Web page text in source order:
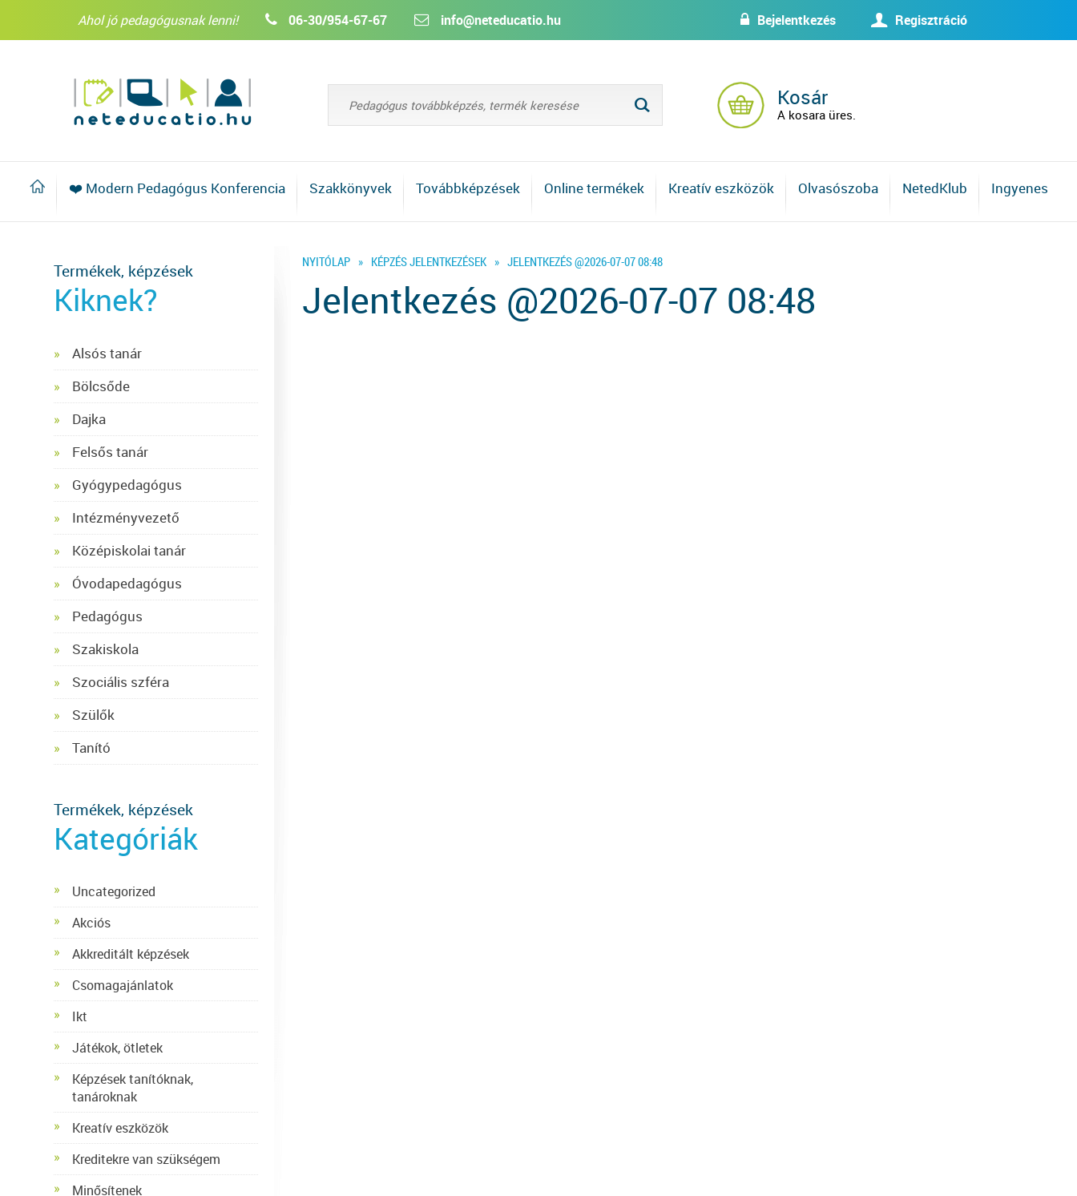
w Bejelentkezés U Regisztráció
Ahol jó pedagógusnak lenni! 06-30/954-67-67 info@neteducatio.hu
L Kosár
A kosara üres.
❤️ Modern Pedagógus Konferencia Szakkönyvek Továbbképzések Online termékek Kreatív eszközök Olvasószoba NetedKlub Ingyenes
NYITÓLAP » KÉPZÉS JELENTKEZÉSEK » JELENTKEZÉS @2026-07-07 08:48
Jelentkezés @2026-07-07 08:48
Termékek, képzések
Kiknek?
Alsós tanár
Bölcsőde
Dajka
Felsős tanár
Gyógypedagógus
Intézményvezető
Középiskolai tanár
Óvodapedagógus
Pedagógus
Szakiskola
Szociális szféra
Szülők
Tanító
Termékek, képzések
Kategóriák
Uncategorized
Akciós
Akkreditált képzések
Csomagajánlatok
Ikt
Játékok, ötletek
Képzések tanítóknak,
tanároknak
Kreatív eszközök
Kreditekre van szükségem
Minősítenek